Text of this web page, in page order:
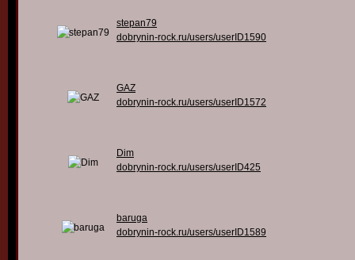
stepan79
dobrynin-rock.ru/users/userID1590
GAZ
dobrynin-rock.ru/users/userID1572
Dim
dobrynin-rock.ru/users/userID425
baruga
dobrynin-rock.ru/users/userID1589